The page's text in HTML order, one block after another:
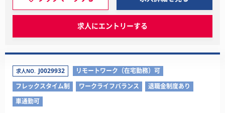
求人にエントリーする
求人NO. J0029932
リモートワーク（在宅勤務）可
フレックスタイム制
ワークライフバランス
退職金制度あり
車通勤可